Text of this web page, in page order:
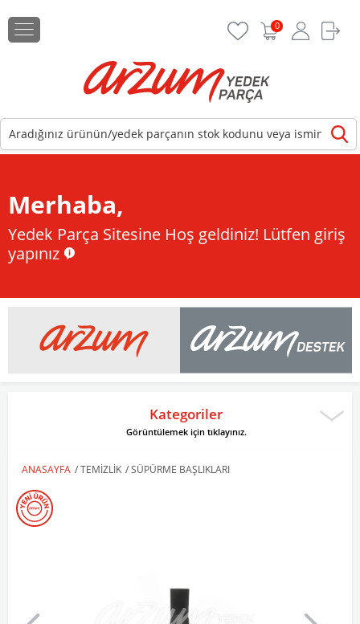
0
Merhaba,
Yedek Parça Sitesine Hoş geldiniz! Lütfen giriş
yapınız
Kategoriler
Görüntülemek için tıklayınız.
ANASAYFA /TEMIZLIK /SÜPÜRME BAŞLIKLARI